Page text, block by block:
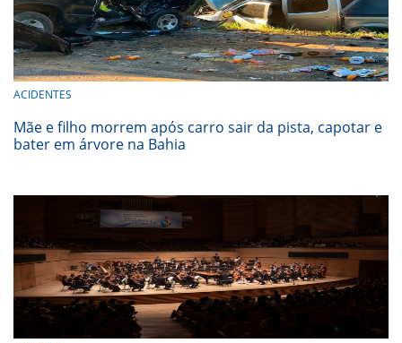
ACIDENTES
Mãe e filho morrem após carro sair da pista, capotar e
bater em árvore na Bahia